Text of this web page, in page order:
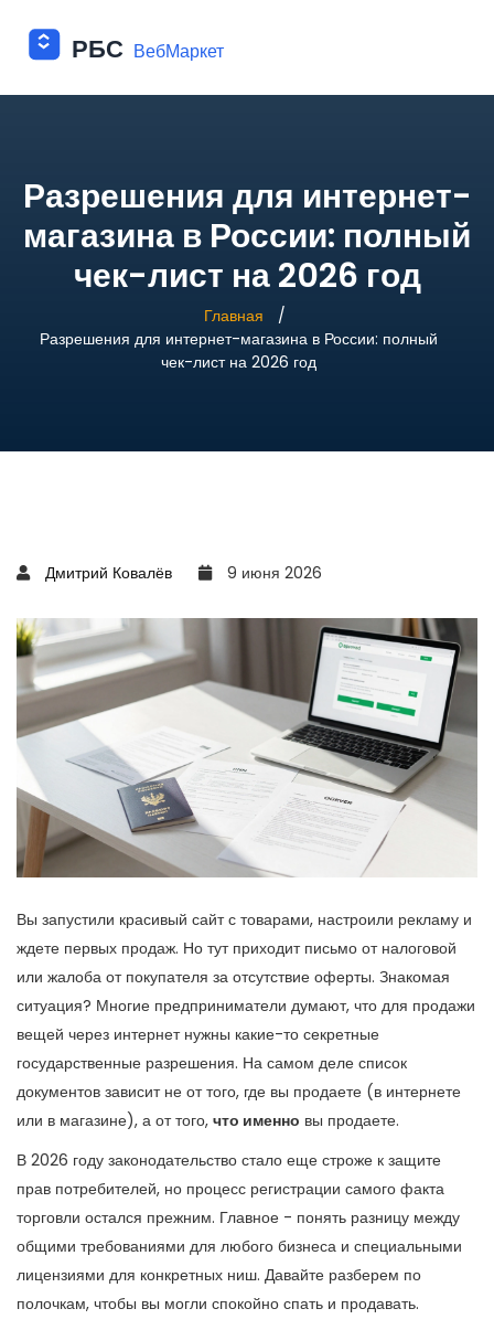
Разрешения для интернет-
магазина в России: полный
чек-лист на 2026 год
Главная
Разрешения для интернет-магазина в России: полный
чек-лист на 2026 год
Дмитрий Ковалёв 9 июня 2026
Вы запустили красивый сайт с товарами, настроили рекламу и
ждете первых продаж. Но тут приходит письмо от налоговой
или жалоба от покупателя за отсутствие оферты. Знакомая
ситуация? Многие предприниматели думают, что для продажи
вещей через интернет нужны какие-то секретные
государственные разрешения. На самом деле список
документов зависит не от того, где вы продаете (в интернете
или в магазине), а от того, что именно вы продаете.
В 2026 году законодательство стало еще строже к защите
прав потребителей, но процесс регистрации самого факта
торговли остался прежним. Главное - понять разницу между
общими требованиями для любого бизнеса и специальными
лицензиями для конкретных ниш. Давайте разберем по
полочкам, чтобы вы могли спокойно спать и продавать.